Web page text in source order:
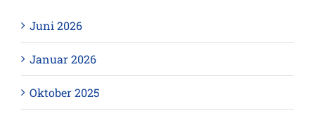
Juni 2026
Januar 2026
Oktober 2025